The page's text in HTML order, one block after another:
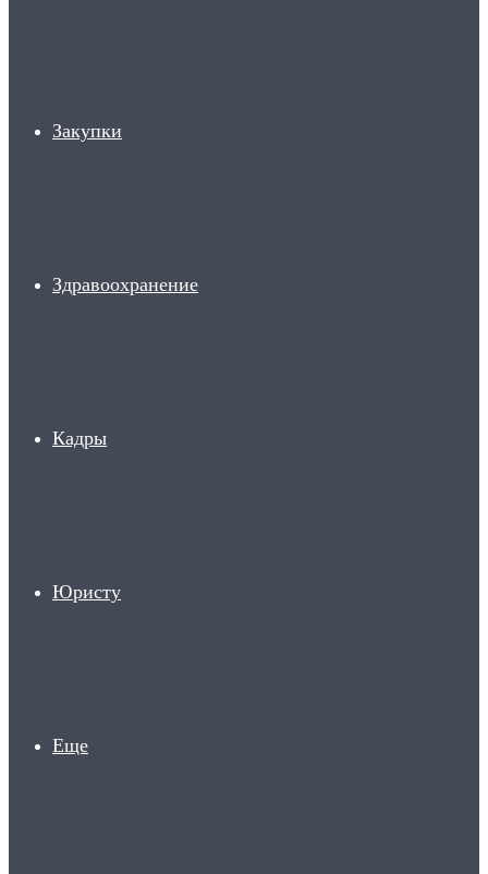
Закупки
Здравоохранение
Кадры
Юристу
Еще